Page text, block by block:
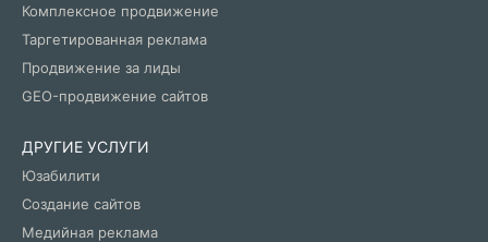
Комплексное продвижение
Таргетированная реклама
Продвижение за лиды
GEO-продвижение сайтов
ДРУГИЕ УСЛУГИ
Юзабилити
Создание сайтов
Медийная реклама